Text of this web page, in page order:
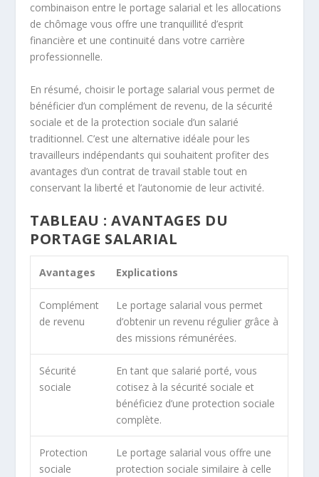
combinaison entre le portage salarial et les allocations
de chômage vous offre une tranquillité d’esprit
financière et une continuité dans votre carrière
professionnelle.
En résumé, choisir le portage salarial vous permet de
bénéficier d’un complément de revenu, de la sécurité
sociale et de la protection sociale d’un salarié
traditionnel. C’est une alternative idéale pour les
travailleurs indépendants qui souhaitent profiter des
avantages d’un contrat de travail stable tout en
conservant la liberté et l’autonomie de leur activité.
TABLEAU : AVANTAGES DU
PORTAGE SALARIAL
Avantages Explications
Complément
de revenu
Le portage salarial vous permet
d’obtenir un revenu régulier grâce à
des missions rémunérées.
Sécurité
sociale
En tant que salarié porté, vous
cotisez à la sécurité sociale et
bénéficiez d’une protection sociale
complète.
Protection
sociale
Le portage salarial vous offre une
protection sociale similaire à celle